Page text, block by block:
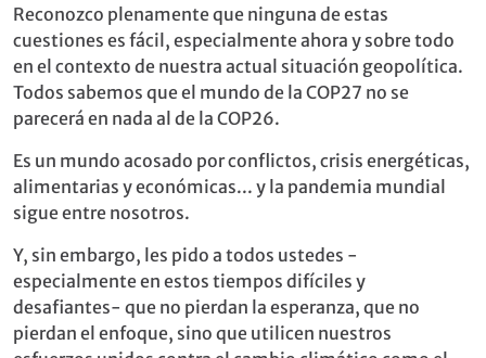
Reconozco plenamente que ninguna de estas
cuestiones es fácil, especialmente ahora y sobre todo
en el contexto de nuestra actual situación geopolítica.
Todos sabemos que el mundo de la COP27 no se
parecerá en nada al de la COP26.
Es un mundo acosado por conflictos, crisis energéticas,
alimentarias y económicas... y la pandemia mundial
sigue entre nosotros.
Y, sin embargo, les pido a todos ustedes -
especialmente en estos tiempos difíciles y
desafiantes- que no pierdan la esperanza, que no
pierdan el enfoque, sino que utilicen nuestros